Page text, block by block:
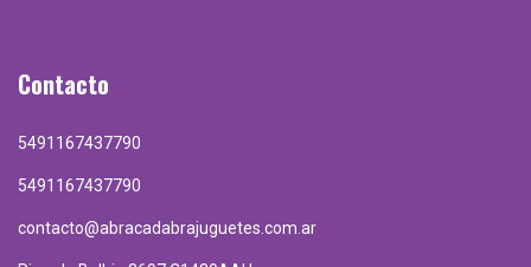
Contacto
5491167437790
5491167437790
contacto@abracadabrajuguetes.com.ar